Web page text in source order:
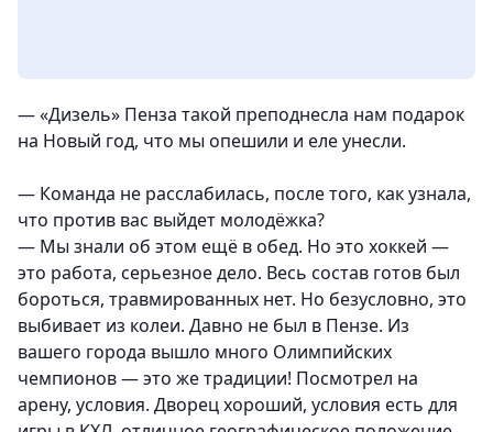
— «Дизель» Пенза такой преподнесла нам подарок
на Новый год, что мы опешили и еле унесли.
— Команда не расслабилась, после того, как узнала,
что против вас выйдет молодёжка?
— Мы знали об этом ещё в обед. Но это хоккей —
это работа, серьезное дело. Весь состав готов был
бороться, травмированных нет. Но безусловно, это
выбивает из колеи. Давно не был в Пензе. Из
вашего города вышло много Олимпийских
чемпионов — это же традиции! Посмотрел на
арену, условия. Дворец хороший, условия есть для